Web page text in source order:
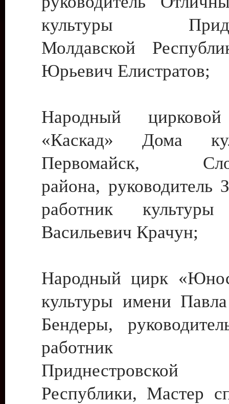
культуры
Молдавской
Юрьевич Елистратов;
Народный цирковой
«Каскад» Дома
Первомайск,
района, руководитель
работник культуры
Васильевич Крачун;
Народный цирк
культуры имени
Бендеры,
работник
Приднестровской
Республики, Мастер